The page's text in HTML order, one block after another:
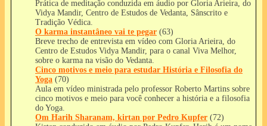
Prática de meditação conduzida em áudio por Gloria Arieira, do
Vidya Mandir, Centro de Estudos de Vedanta, Sânscrito e
Tradição Védica.
O karma instantâneo vai te pegar (63)
Breve trecho de entrevista em vídeo com Gloria Arieira, do
Centro de Estudos Vidya Mandir, para o canal Viva Melhor,
sobre o karma na visão do Vedanta.
Cinco motivos e meio para estudar História e Filosofia do
Yoga (70)
Aula em vídeo ministrada pelo professor Roberto Martins sobre
cinco motivos e meio para você conhecer a história e a filosofia
do Yoga.
Om Harih Sharanam, kirtan por Pedro Kupfer (72)